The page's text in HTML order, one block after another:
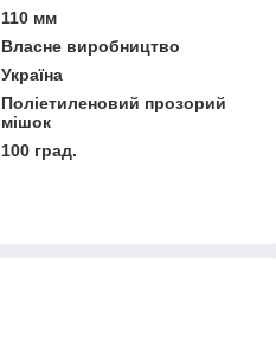
110 мм
Власне виробництво
Україна
Поліетиленовий прозорий
мішок
100 град.